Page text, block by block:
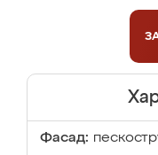
Фасад: